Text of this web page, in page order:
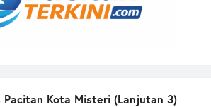
Pacitan Kota Misteri (Lanjutan 3)